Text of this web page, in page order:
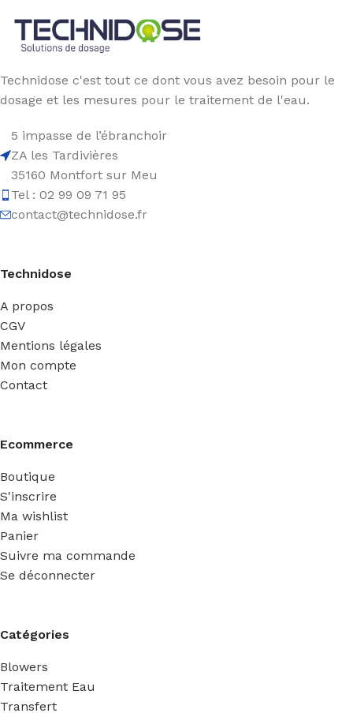
Technidose c'est tout ce dont vous avez besoin pour le
dosage et les mesures pour le traitement de l'eau.
5 impasse de l’ébranchoir
ZA les Tardivières
35160 Montfort sur Meu
Tel : 02 99 09 71 95
contact@technidose.fr
Technidose
A propos
CGV
Mentions légales
Mon compte
Contact
Ecommerce
Boutique
S'inscrire
Ma wishlist
Panier
Suivre ma commande
Se déconnecter
Catégories
Blowers
Traitement Eau
Transfert